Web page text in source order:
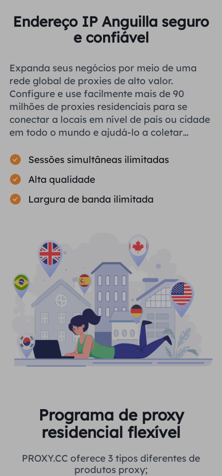
Endereço IP Anguilla seguro
e confiável
Expanda seus negócios por meio de uma
rede global de proxies de alto valor.
Configure e use facilmente mais de 90
milhões de proxies residenciais para se
conectar a locais em nível de país ou cidade
em todo o mundo e ajudá-lo a coletar
Sessões simultâneas ilimitadas
Alta qualidade
Largura de banda ilimitada
Programa de proxy
residencial flexível
PROXY.CC oferece 3 tipos diferentes de
produtos proxy;